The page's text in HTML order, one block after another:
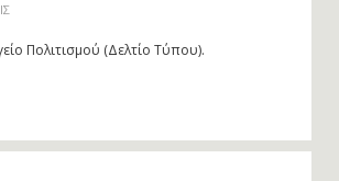
Πολιτισμού (Δελτίο Τύπου).